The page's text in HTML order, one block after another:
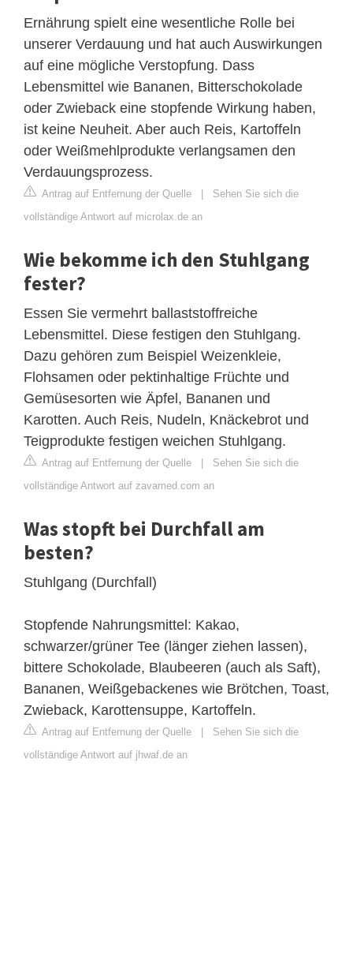
Ernährung spielt eine wesentliche Rolle bei
unserer Verdauung und hat auch Auswirkungen
auf eine mögliche Verstopfung. Dass
Lebensmittel wie Bananen, Bitterschokolade
oder Zwieback eine stopfende Wirkung haben,
ist keine Neuheit. Aber auch Reis, Kartoffeln
oder Weißmehlprodukte verlangsamen den
Verdauungsprozess.
Antrag auf Entfernung der Quelle | Sehen Sie sich die
vollständige Antwort auf microlax.de an
Wie bekomme ich den Stuhlgang
fester?
Essen Sie vermehrt ballaststoffreiche
Lebensmittel. Diese festigen den Stuhlgang.
Dazu gehören zum Beispiel Weizenkleie,
Flohsamen oder pektinhaltige Früchte und
Gemüsesorten wie Äpfel, Bananen und
Karotten. Auch Reis, Nudeln, Knäckebrot und
Teigprodukte festigen weichen Stuhlgang.
Antrag auf Entfernung der Quelle | Sehen Sie sich die
vollständige Antwort auf zavamed.com an
Was stopft bei Durchfall am
besten?
Stuhlgang (Durchfall)
Stopfende Nahrungsmittel: Kakao,
schwarzer/grüner Tee (länger ziehen lassen),
bittere Schokolade, Blaubeeren (auch als Saft),
Bananen, Weißgebackenes wie Brötchen, Toast,
Zwieback, Karottensuppe, Kartoffeln.
Antrag auf Entfernung der Quelle | Sehen Sie sich die
vollständige Antwort auf jhwaf.de an